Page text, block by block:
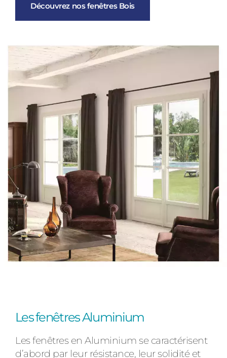
Découvrez nos fenêtres Bois
Les fenêtres Aluminium
Les fenêtres en Aluminium se caractérisent
d’abord par leur résistance, leur solidité et